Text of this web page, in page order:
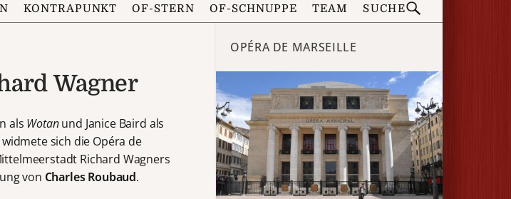
KONTRAPUNKT OF-STERN OF-SCHNUPPE TEAM SUCHE
Wagner
als Wotanund Janice Baird als
sich die Opéra de
Richard Wagners
von Charles Roubaud.
OPÉRA DE MARSEILLE